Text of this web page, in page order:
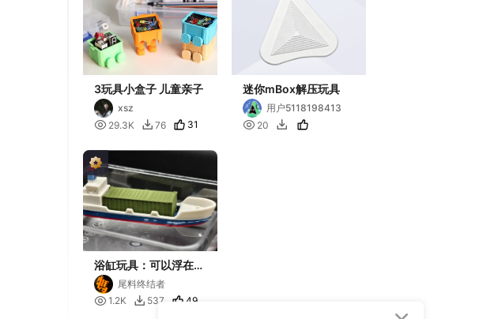
3玩具小盒子 儿童亲子
xsz
 29.3K  76 31
迷你mBox解压玩具
用户5118198413
 20 
浴缸玩具：可以浮在水
上的集装箱船
尾料终结者
 1.2K  537 49